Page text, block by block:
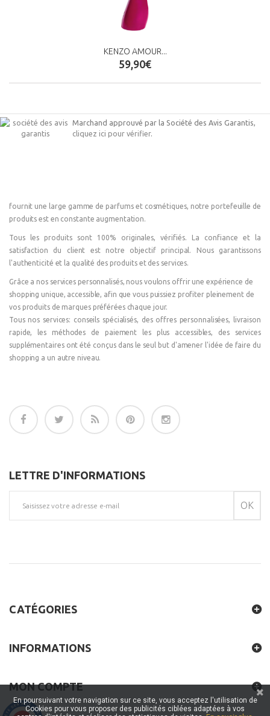
KENZO AMOUR...
59,90€
Marchand approuvé par la Société des Avis Garantis,
cliquez ici pour vérifier.
fournit une large gamme de parfums et cosmétiques, notre portefeuille de
produits est en constante augmentation.
Tous les produits sont 100% originales, vérifiés. La confiance et la
satisfaction du client est notre objectif principal. Nous garantissons
l'authenticité et la qualité des produits et des services.
Grâce a nos services personnalisés, nous voulons offrir une expérience de
shopping unique, accessible, afin que vous puissiez profiter pleinement de
vos produits de marques préférées chaque jour.
Tous nos services: conseils spécialisés, des offres personnalisées, livraison
rapide, les méthodes de paiement les plus accessibles, des services
supplémentaires ont été conçus dans le seul but d'amener l'idée de faire du
shopping a un autre niveau.
LETTRE D'INFORMATIONS
OK
CATÉGORIES
INFORMATIONS
MON COMPTE
En poursuivant votre navigation sur ce site, vous acceptez l'utilisation de
Cookies pour vous proposer des publicités ciblées adaptées à vos